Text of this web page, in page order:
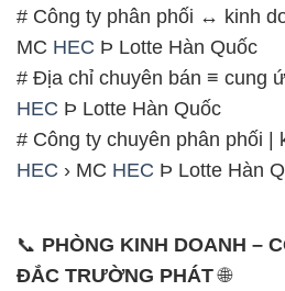
# Công ty phân phối ↔ kinh
MC HEC Þ Lotte Hàn Quốc
# Địa chỉ chuyên bán ≡ cung
HEC Þ Lotte Hàn Quốc
# Công ty chuyên phân phối |
HEC › MC HEC Þ Lotte Hàn
📞 PHÒNG KINH DOANH –
ĐẮC TRƯỜNG PHÁT🌐